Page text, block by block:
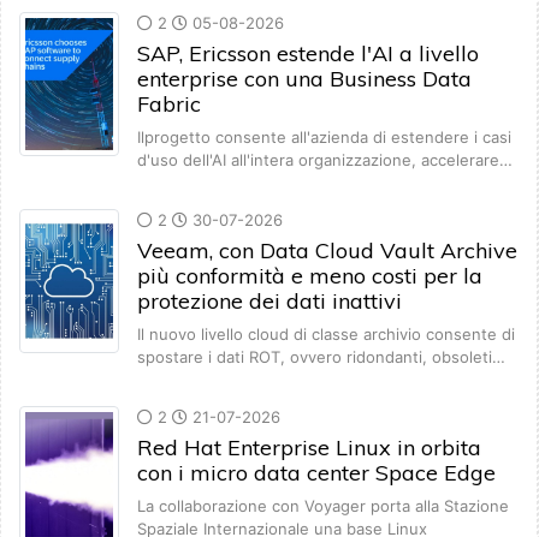
2 05-08-2026
SAP, Ericsson estende l'AI a livello
enterprise con una Business Data
Fabric
Ilprogetto consente all'azienda di estendere i casi
d'uso dell'AI all'intera organizzazione, accelerare…
2 30-07-2026
Veeam, con Data Cloud Vault Archive
più conformità e meno costi per la
protezione dei dati inattivi
Il nuovo livello cloud di classe archivio consente di
spostare i dati ROT, ovvero ridondanti, obsoleti…
2 21-07-2026
Red Hat Enterprise Linux in orbita
con i micro data center Space Edge
La collaborazione con Voyager porta alla Stazione
Spaziale Internazionale una base Linux